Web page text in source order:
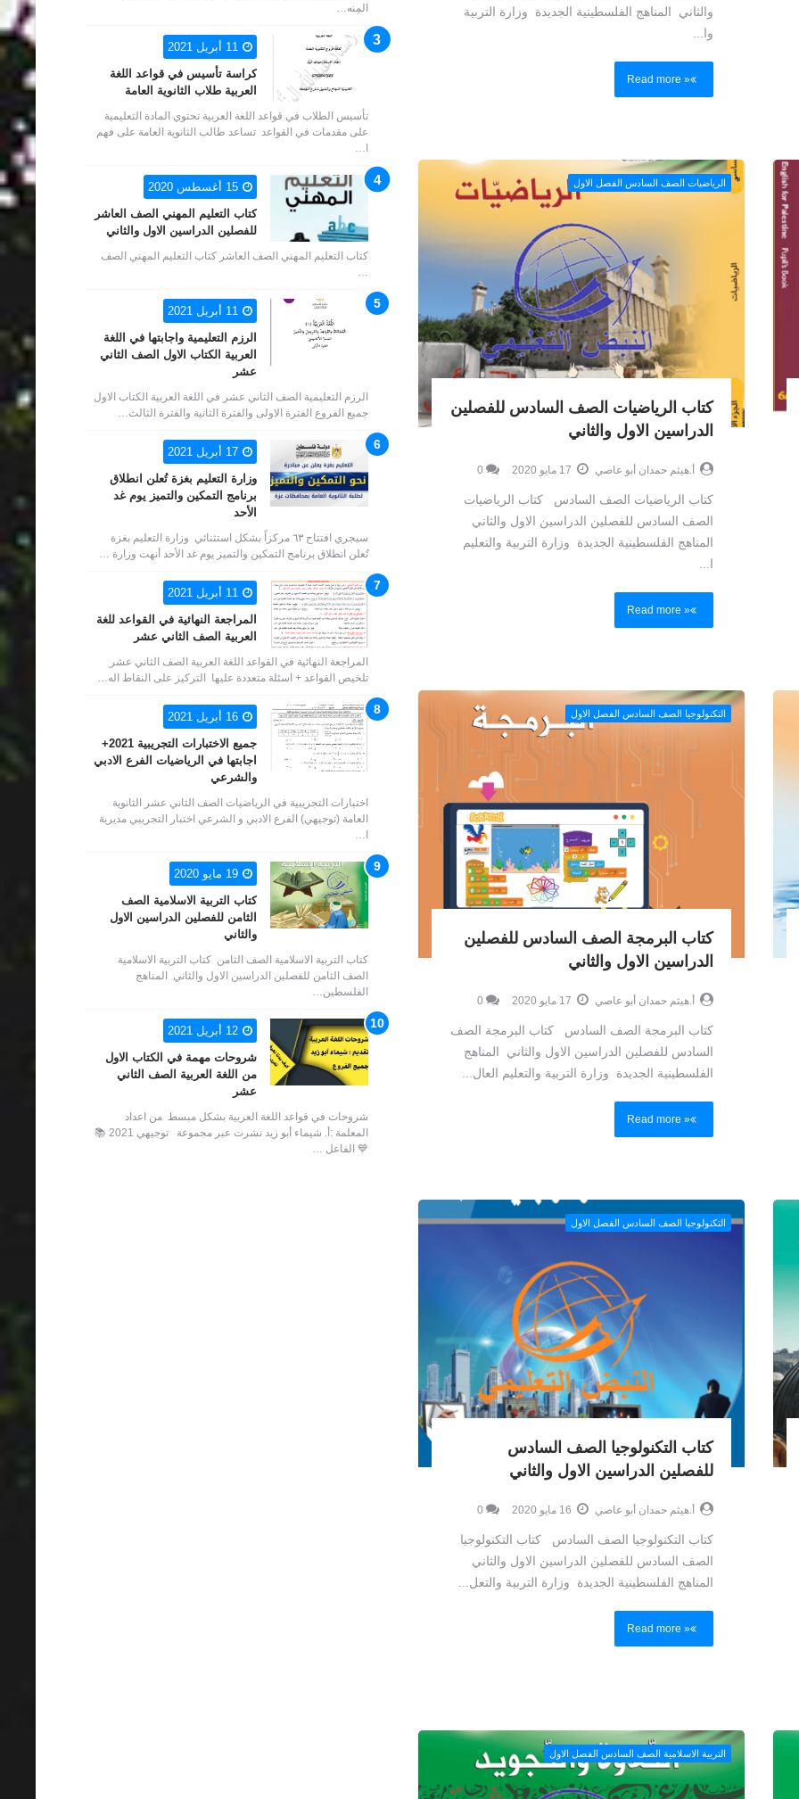
والثاني المناهج الفلسطينية الجديدة وزارة التربية
وا...
Read more »
الرياضيات الصف السادس الفصل الاول
كتاب الرياضيات الصف السادس للفصلين
الدراسين الاول والثاني
أ.هيثم حمدان أبو عاصي 0
كتاب الرياضيات الصف السادس كتاب الرياضيات
الصف السادس للفصلين الدراسين الاول والثاني
المناهج الفلسطينية الجديدة وزارة التربية والتعليم
ا...
Read more »
التكنولوجيا الصف السادس الفصل الاول
كتاب البرمجة الصف السادس للفصلين
الدراسين الاول والثاني
أ.هيثم حمدان أبو عاصي 0
كتاب البرمجة الصف السادس كتاب البرمجة الصف
السادس للفصلين الدراسين الاول والثاني المناهج
الفلسطينية الجديدة وزارة التربية والتعليم العال...
Read more »
التكنولوجيا الصف السادس الفصل الاول
كتاب التكنولوجيا الصف السادس
للفصلين الدراسين الاول والثاني
أ.هيثم حمدان أبو عاصي 0
كتاب التكنولوجيا الصف السادس كتاب التكنولوجيا
الصف السادس للفصلين الدراسين الاول والثاني
المناهج الفلسطينية الجديدة وزارة التربية والتعل...
Read more »
التربية الاسلامية الصف السادس الفصل الاول
المِنه…
11 أبريل 2021
كراسة تأسيس في قواعد اللغة
العربية طلاب الثانوية العامة
تأسيس الطلاب في قواعد اللغة العربية تحتوي المادة التعليمية
على مقدمات في القواعد تساعد طالب الثانوية العامة على فهم
ا…
15 أغسطس 2020
كتاب التعليم المهني الصف العاشر
للفصلين الدراسين الاول والثاني
كتاب التعليم المهني الصف العاشر كتاب التعليم المهني الصف
11 أبريل 2021
الرزم التعليمية واجابتها في اللغة
العربية الكتاب الاول الصف الثاني
عشر
الرزم التعليمية الصف الثاني عشر في اللغة العربية الكتاب الاول
جميع الفروع الفترة الاولى والفترة الثانية والفترة الثالث…
17 أبريل 2021
وزارة التعليم بغزة تُعلن انطلاق
برنامج التمكين والتميز يوم غد
الأحد
سيجري افتتاح ٦٣ مركزاً بشكل استثنائي وزارة التعليم بغزة
تُعلن انطلاق برنامج التمكين والتميز يوم غد الأحد أنهت وزارة …
11 أبريل 2021
المراجعة النهائية في القواعد للغة
العربية الصف الثاني عشر
المراجعة النهائية في القواعد اللغة العربية الصف الثاني عشر
تلخيص القواعد + اسئلة متعددة عليها التركيز على النقاط اله…
16 أبريل 2021
جميع الاختبارات التجريبية 2021+
اجابتها في الرياضيات الفرع الادبي
والشرعي
اختبارات التجريبية في الرياضيات الصف الثاني عشر الثانوية
العامة (توجيهي) الفرع الادبي و الشرعي اختبار التجريبي مديرية
ا…
19 مايو 2020
كتاب التربية الاسلامية الصف
الثامن للفصلين الدراسين الاول
والثاني
كتاب التربية الاسلامية الصف الثامن كتاب التربية الاسلامية
الصف الثامن للفصلين الدراسين الاول والثاني المناهج
الفلسطين…
12 أبريل 2021
شروحات مهمة في الكتاب الاول
من اللغة العربية الصف الثاني
عشر
شروحات في قواعد اللغة العربية بشكل مبسط من اعداد
المعلمة :أ. شيماء أبو زيد نشرت عبر مجموعة توجيهي 2021 📚
💙 الفاعل …